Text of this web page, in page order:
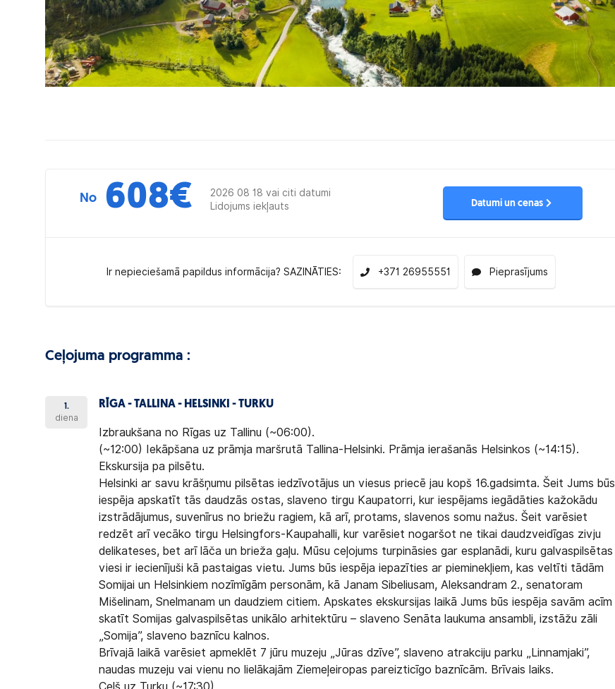
No 608€
2026 08 18 vai citi datumi
Lidojums iekļauts
Datumi un cenas
Ir nepieciešamā papildus informācija? SAZINĀTIES: +371 26955551 Pieprasījums
Ceļojuma programma :
1.
diena
RĪGA - TALLINA - HELSINKI - TURKU
Izbraukšana no Rīgas uz Tallinu (~06:00).
(~12:00) Iekāpšana uz prāmja maršrutā Tallina-Helsinki. Prāmja ierašanās Helsinkos (~14:15).
Ekskursija pa pilsētu.
Helsinki ar savu krāšņumu pilsētas iedzīvotājus un viesus priecē jau kopš 16.gadsimta. Šeit Jums būs
iespēja apskatīt tās daudzās ostas, slaveno tirgu Kaupatorri, kur iespējams iegādāties kažokādu
izstrādājumus, suvenīrus no briežu ragiem, kā arī, protams, slavenos somu nažus. Šeit varēsiet
redzēt arī vecāko tirgu Helsingfors-Kaupahalli, kur varēsiet nogaršot ne tikai daudzveidīgas zivju
delikateses, bet arī lāča un brieža gaļu. Mūsu ceļojums turpināsies gar esplanādi, kuru galvaspilsētas
viesi ir iecienījuši kā pastaigas vietu. Jums būs iespēja iepazīties ar pieminekļiem, kas veltīti tādām
Somijai un Helsinkiem nozīmīgām personām, kā Janam Sibeliusam, Aleksandram 2., senatoram
Mišelinam, Snelmanam un daudziem citiem. Apskates ekskursijas laikā Jums būs iespēja savām acīm
skatīt Somijas galvaspilsētas unikālo arhitektūru – slaveno Senāta laukuma ansambli, izstāžu zāli
„Somija”, slaveno baznīcu kalnos.
Brīvajā laikā varēsiet apmeklēt 7 jūru muzeju „Jūras dzīve”, slaveno atrakciju parku „Linnamjaki”,
naudas muzeju vai vienu no lielākajām Ziemeļeiropas pareizticīgo baznīcām. Brīvais laiks.